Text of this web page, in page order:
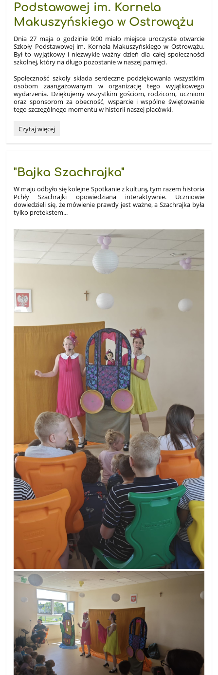
Podstawowej im. Kornela
Makuszyńskiego w Ostrowążu
Dnia 27 maja o godzinie 9:00 miało miejsce uroczyste otwarcie
Szkoły Podstawowej im. Kornela Makuszyńskiego w Ostrowążu.
Był to wyjątkowy i niezwykle ważny dzień dla całej społeczności
szkolnej, który na długo pozostanie w naszej pamięci.
Społeczność szkoły składa serdeczne podziękowania wszystkim
osobom zaangażowanym w organizację tego wyjątkowego
wydarzenia. Dziękujemy wszystkim gościom, rodzicom, uczniom
oraz sponsorom za obecność, wsparcie i wspólne świętowanie
tego szczególnego momentu w historii naszej placówki.
Uroczyste
Szkoły
Kornela
Makuszyńskiego
w
Ostrowążu:
Czytaj więcej
"Bajka Szachrajka"
W maju odbyło się kolejne Spotkanie z kulturą, tym razem historia
Pchły Szachrajki opowiedziana interaktywnie. Uczniowie
dowiedzieli się, że mówienie prawdy jest ważne, a Szachrajka była
tylko pretekstem...